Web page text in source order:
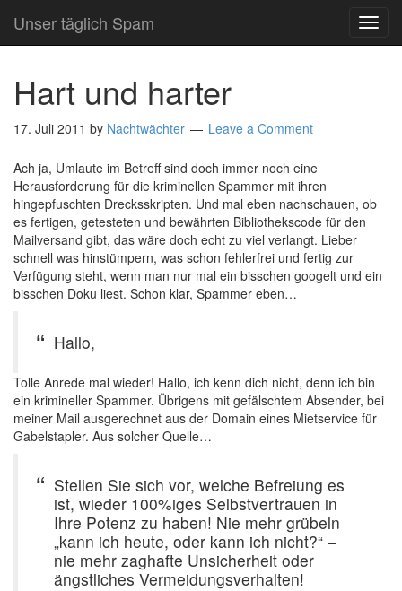
Unser täglich Spam
Hart und harter
17. Juli 2011 by Nachtwächter Leave a Comment
Ach ja, Umlaute im Betreff sind doch immer noch eine
Herausforderung für die kriminellen Spammer mit ihren
hingepfuschten Drecksskripten. Und mal eben nachschauen, ob
es fertigen, getesteten und bewährten Bibliothekscode für den
Mailversand gibt, das wäre doch echt zu viel verlangt. Lieber
schnell was hinstümpern, was schon fehlerfrei und fertig zur
Verfügung steht, wenn man nur mal ein bisschen googelt und ein
bisschen Doku liest. Schon klar, Spammer eben…
Hallo,
Tolle Anrede mal wieder! Hallo, ich kenn dich nicht, denn ich bin
ein krimineller Spammer. Übrigens mit gefälschtem Absender, bei
meiner Mail ausgerechnet aus der Domain eines Mietservice für
Gabelstapler. Aus solcher Quelle…
Stellen Sie sich vor, welche Befreiung es
ist, wieder 100%iges Selbstvertrauen in
Ihre Potenz zu haben! Nie mehr grübeln
„kann ich heute, oder kann ich nicht?“ –
nie mehr zaghafte Unsicherheit oder
ängstliches Vermeidungsverhalten!